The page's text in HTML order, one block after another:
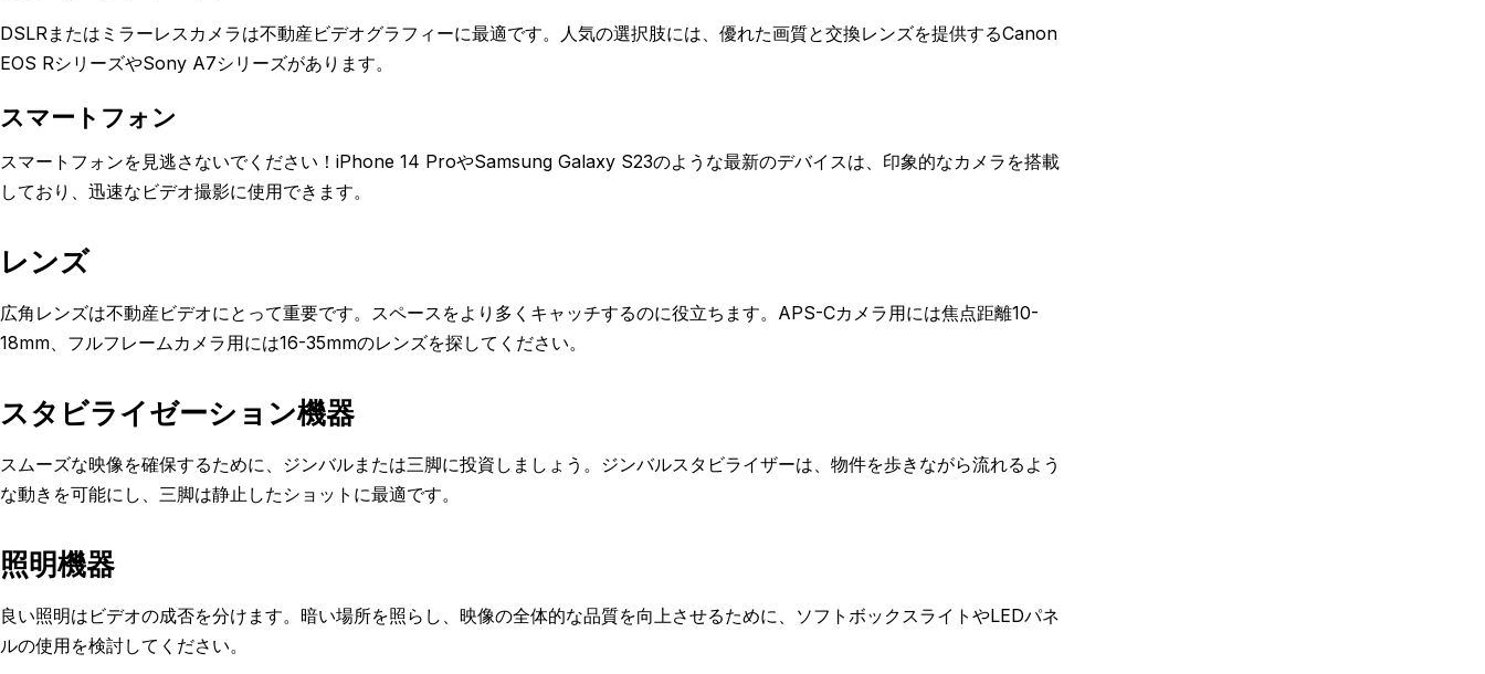
DSLRまたはミラーレスカメラは不動産ビデオグラフィーに最適です。人気の選択肢には、優れた画質と交換レンズを提供するCanon
EOS RシリーズやSony A7シリーズがあります。
スマートフォン
スマートフォンを見逃さないでください！iPhone 14 ProやSamsung Galaxy S23のような最新のデバイスは、印象的なカメラを搭載
しており、迅速なビデオ撮影に使用できます。
レンズ
広角レンズは不動産ビデオにとって重要です。スペースをより多くキャッチするのに役立ちます。APS-Cカメラ用には焦点距離10-
18mm、フルフレームカメラ用には16-35mmのレンズを探してください。
スタビライゼーション機器
スムーズな映像を確保するために、ジンバルまたは三脚に投資しましょう。ジンバルスタビライザーは、物件を歩きながら流れるよう
な動きを可能にし、三脚は静止したショットに最適です。
照明機器
良い照明はビデオの成否を分けます。暗い場所を照らし、映像の全体的な品質を向上させるために、ソフトボックスライトやLEDパネ
ルの使用を検討してください。